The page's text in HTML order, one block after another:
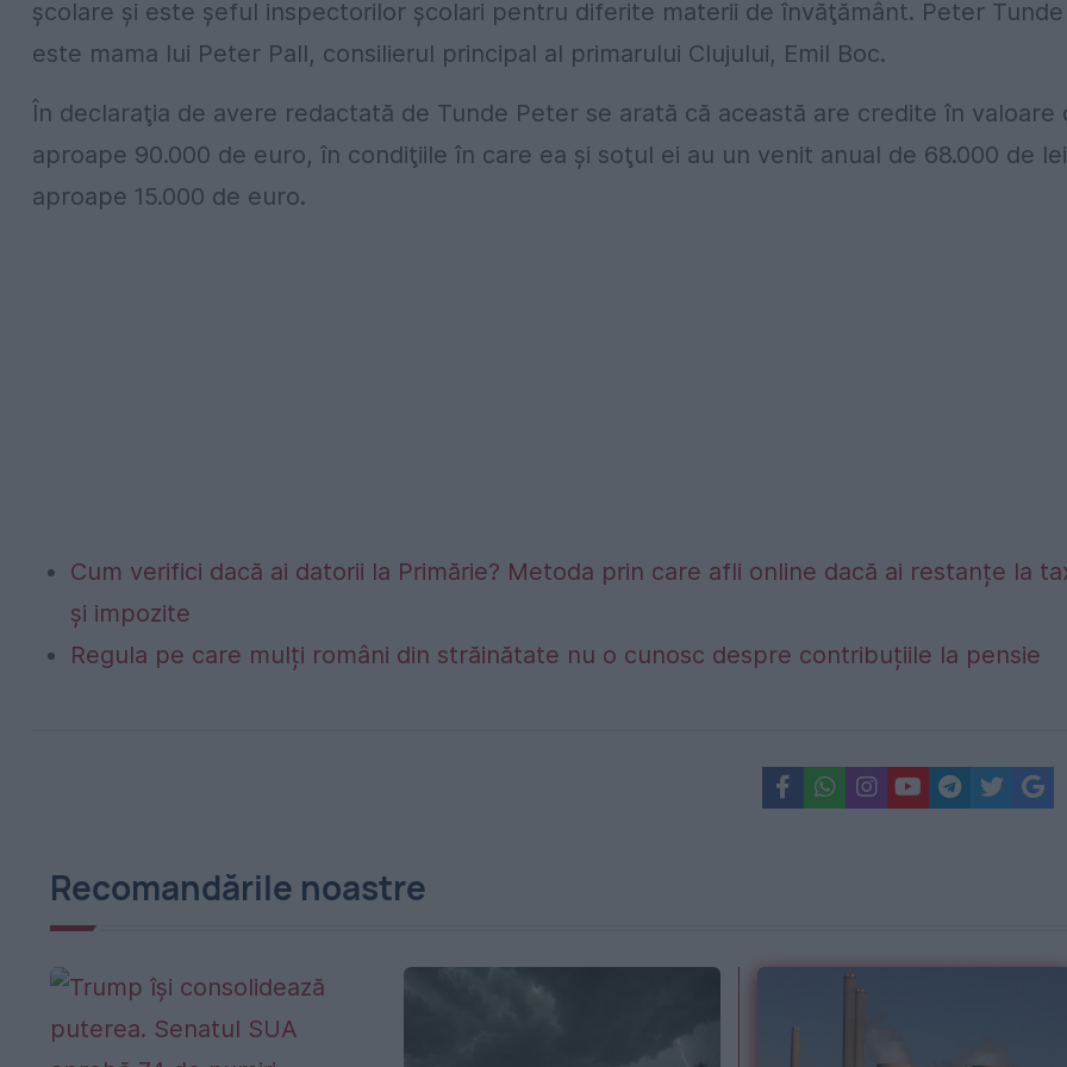
şcolare şi este şeful inspectorilor şcolari pentru diferite materii de învăţământ. Peter Tunde
este mama lui Peter Pall, consilierul principal al primarului Clujului, Emil Boc.
În declaraţia de avere redactată de Tunde Peter se arată că această are credite în valoare
aproape 90.000 de euro, în condiţiile în care ea şi soţul ei au un venit anual de 68.000 de
aproape 15.000 de euro.
Cum verifici dacă ai datorii la Primărie? Metoda prin care afli online dacă ai restanțe la
și impozite
Regula pe care mulți români din străinătate nu o cunosc despre contribuțiile la pensie
Recomandările noastre